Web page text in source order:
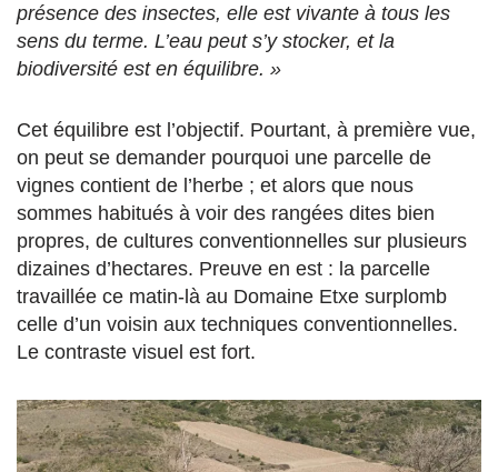
présence des insectes, elle est vivante à tous les
sens du terme. L’eau peut s’y stocker, et la
biodiversité est en équilibre. »
Cet équilibre est l’objectif. Pourtant, à première vue,
on peut se demander pourquoi une parcelle de
vignes contient de l’herbe ; et alors que nous
sommes habitués à voir des rangées dites bien
propres, de cultures conventionnelles sur plusieurs
dizaines d’hectares. Preuve en est : la parcelle
travaillée ce matin-là au Domaine Etxe surplomb
celle d’un voisin aux techniques conventionnelles.
Le contraste visuel est fort.